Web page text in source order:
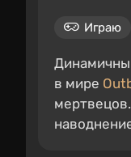
Играю
в мире